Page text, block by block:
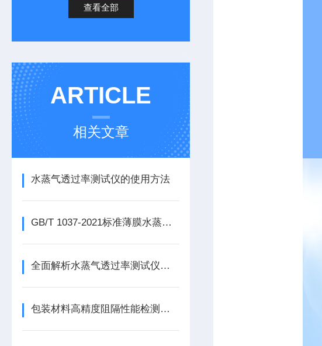
查看全部
ARTICLE
相关文章
水蒸气透过率测试仪的使用方法
GB/T 1037-2021标准薄膜水蒸气透过率测试仪
全面解析水蒸气透过率测试仪的优点
包装材料高精度阻隔性能检测仪器应怎么选择